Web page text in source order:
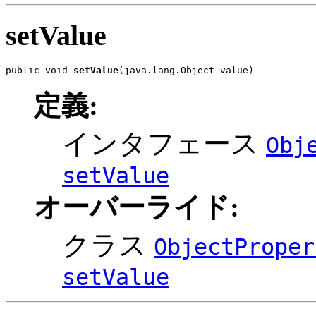
setValue
public void setValue(java.lang.Object value)
定義:
インタフェース
setValue
オーバーライド:
クラス
setValue